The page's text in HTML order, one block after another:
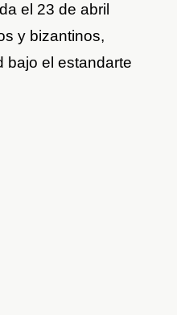
el 23 de abril
y bizantinos,
bajo el estandarte